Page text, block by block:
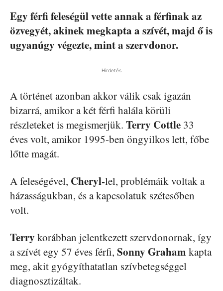
Egy férfi feleségül vette annak a férfinak az
özvegyét, akinek megkapta a szívét, majd ő is
ugyanúgy végezte, mint a szervdonor.
Hirdetés
A történet azonban akkor válik csak igazán
bizarrá, amikor a két férfi halála körüli
részleteket is megismerjük. Terry Cottle 33
éves volt, amikor 1995-ben öngyilkos lett, főbe
lőtte magát.
A feleségével, Cheryl-lel, problémáik voltak a
házasságukban, és a kapcsolatuk szétesőben
volt.
Terry korábban jelentkezett szervdonornak, így
a szívét egy 57 éves férfi, Sonny Graham kapta
meg, akit gyógyíthatatlan szívbetegséggel
diagnosztizáltak.